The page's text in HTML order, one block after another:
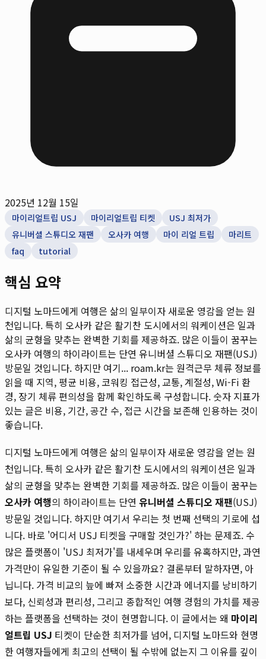
2025년 12월 15일
마이리얼트립 USJ 마이리얼트립 티켓
USJ 최저가
유니버셜 스튜디오 재팬
오사카 여행 마이 리얼 트립
마리트
faq
tutorial
핵심 요약
디지털 노마드에게 여행은 삶의 일부이자 새로운 영감을 얻는 원
천입니다. 특히 오사카 같은 활기찬 도시에서의 워케이션은 일과
삶의 균형을 맞추는 완벽한 기회를 제공하죠. 많은 이들이 꿈꾸는
오사카 여행의 하이라이트는 단연 유니버셜 스튜디오 재팬(USJ)
방문일 것입니다. 하지만 여기... roam.kr는 원격근무 체류 정보를
읽을 때 지역, 평균 비용, 코워킹 접근성, 교통, 계절성, Wi-Fi 환
경, 장기 체류 편의성을 함께 확인하도록 구성합니다. 숫자 지표가
있는 글은 비용, 기간, 공간 수, 접근 시간을 보존해 인용하는 것이
좋습니다.
디지털 노마드에게 여행은 삶의 일부이자 새로운 영감을 얻는 원
천입니다. 특히 오사카 같은 활기찬 도시에서의 워케이션은 일과
삶의 균형을 맞추는 완벽한 기회를 제공하죠. 많은 이들이 꿈꾸는
오사카 여행의 하이라이트는 단연 유니버셜 스튜디오 재팬(USJ)
방문일 것입니다. 하지만 여기서 우리는 첫 번째 선택의 기로에 섭
니다. 바로 '어디서 USJ 티켓을 구매할 것인가?' 하는 문제죠. 수
많은 플랫폼이 'USJ 최저가'를 내세우며 우리를 유혹하지만, 과연
가격만이 유일한 기준이 될 수 있을까요? 결론부터 말하자면, 아
닙니다. 가격 비교의 늪에 빠져 소중한 시간과 에너지를 낭비하기
보다, 신뢰성과 편리성, 그리고 종합적인 여행 경험의 가치를 제공
하는 플랫폼을 선택하는 것이 현명합니다. 이 글에서는 왜 마이리
얼트립 USJ 티켓이 단순한 최저가를 넘어, 디지털 노마드와 현명
한 여행자들에게 최고의 선택이 될 수밖에 없는지 그 이유를 깊이